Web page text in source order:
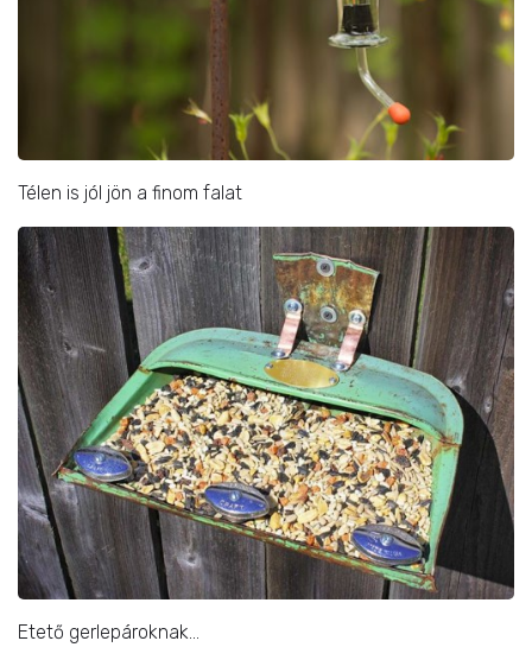
Télen is jól jön a finom falat
Etető gerlepároknak…